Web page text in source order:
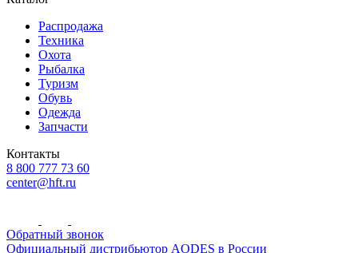
Распродажа
Техника
Охота
Рыбалка
Туризм
Обувь
Одежда
Запчасти
Контакты
8 800 777 73 60
center@hft.ru
Обратный звонок
Официальный дистрибьютор AODES в России